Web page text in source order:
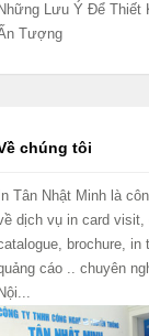
Những Lưu Ý Để Thiết
Tượng
chúng tôi
In Tân Nhật Minh là
dịch vụ in card visit,
brochure,
cáo .. chuyên
Nội...